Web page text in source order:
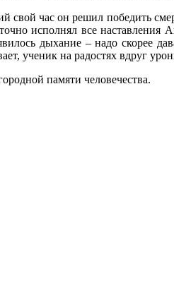
свой час он решил победить
исполнял все наставления
дыхание – надо скорее
ученик на радостях вдруг
памяти человечества.